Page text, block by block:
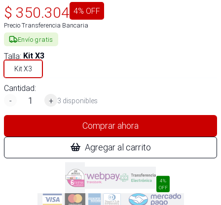
$ 350.304 4% OFF
Precio Transferencia Bancaria
Envío gratis
Talla: Kit X3
Kit X3
Cantidad:
-
+ 3 disponibles
Comprar ahora
Agregar al carrito
4%
OFF